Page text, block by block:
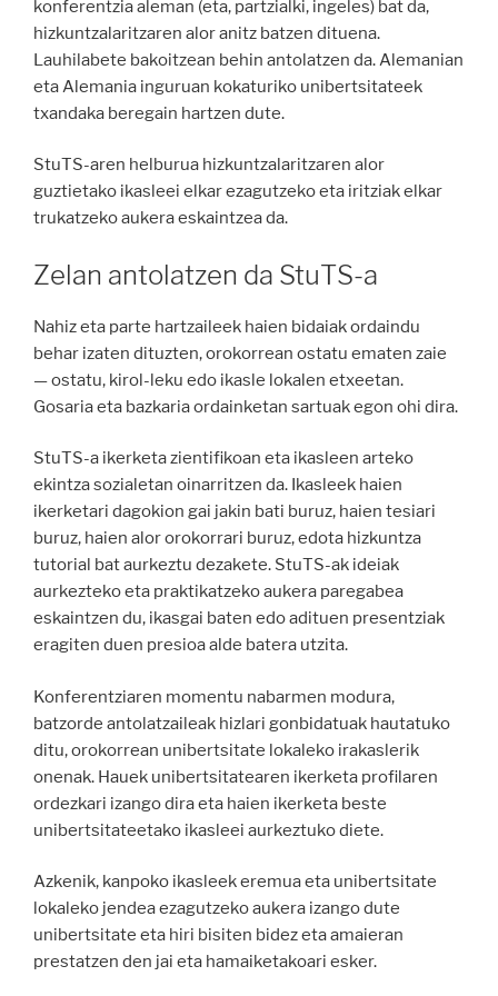
konferentzia aleman (eta, partzialki, ingeles) bat da,
hizkuntzalaritzaren alor anitz batzen dituena.
Lauhilabete bakoitzean behin antolatzen da. Alemanian
eta Alemania inguruan kokaturiko unibertsitateek
txandaka beregain hartzen dute.
StuTS-aren helburua hizkuntzalaritzaren alor
guztietako ikasleei elkar ezagutzeko eta iritziak elkar
trukatzeko aukera eskaintzea da.
Zelan antolatzen da StuTS-a
Nahiz eta parte hartzaileek haien bidaiak ordaindu
behar izaten dituzten, orokorrean ostatu ematen zaie
— ostatu, kirol-leku edo ikasle lokalen etxeetan.
Gosaria eta bazkaria ordainketan sartuak egon ohi dira.
StuTS-a ikerketa zientifikoan eta ikasleen arteko
ekintza sozialetan oinarritzen da. Ikasleek haien
ikerketari dagokion gai jakin bati buruz, haien tesiari
buruz, haien alor orokorrari buruz, edota hizkuntza
tutorial bat aurkeztu dezakete. StuTS-ak ideiak
aurkezteko eta praktikatzeko aukera paregabea
eskaintzen du, ikasgai baten edo adituen presentziak
eragiten duen presioa alde batera utzita.
Konferentziaren momentu nabarmen modura,
batzorde antolatzaileak hizlari gonbidatuak hautatuko
ditu, orokorrean unibertsitate lokaleko irakaslerik
onenak. Hauek unibertsitatearen ikerketa profilaren
ordezkari izango dira eta haien ikerketa beste
unibertsitateetako ikasleei aurkeztuko diete.
Azkenik, kanpoko ikasleek eremua eta unibertsitate
lokaleko jendea ezagutzeko aukera izango dute
unibertsitate eta hiri bisiten bidez eta amaieran
prestatzen den jai eta hamaiketakoari esker.